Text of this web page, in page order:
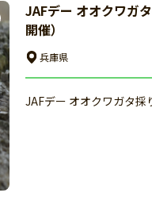
JAFデー オオクワガ
開催）
兵庫県
JAFデー オオクワガタ採